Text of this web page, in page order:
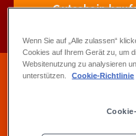
Gutschein
Wenn Sie auf „Alle zulassen“
Cookies auf Ihrem Gerät zu, um
Websitenutzung zu analysieren
unterstützen.
Cookie-Richtlinie